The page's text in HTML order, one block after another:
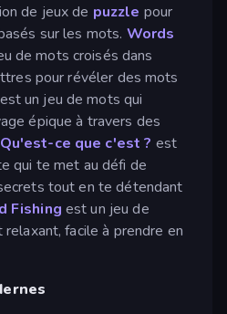
de jeux de puzzle pour
sur les mots. Words
de mots croisés dans
pour révéler des mots
est un jeu de mots qui
épique à travers des
Qu'est-ce que c'est ? est
qui te met au défi de
tout en te détendant
Fishing est un jeu de
facile à prendre en